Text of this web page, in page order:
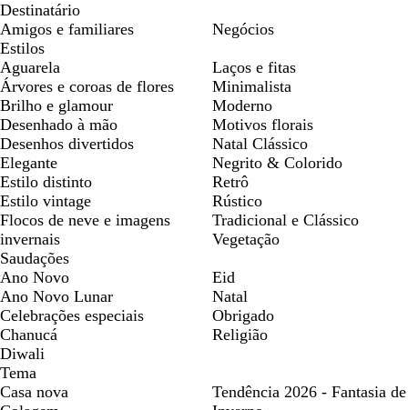
Destinatário
Amigos e familiares
Negócios
Estilos
Aguarela
Árvores e coroas de flores
Brilho e glamour
Desenhado à mão
Desenhos divertidos
Elegante
Estilo distinto
Estilo vintage
Flocos de neve e imagens
invernais
Laços e fitas
Minimalista
Moderno
Motivos florais
Natal Clássico
Negrito & Colorido
Retrô
Rústico
Tradicional e Clássico
Vegetação
Saudações
Ano Novo
Ano Novo Lunar
Celebrações especiais
Chanucá
Diwali
Eid
Natal
Obrigado
Religião
Tema
Casa nova
Tendência 2026 - Fantasia de